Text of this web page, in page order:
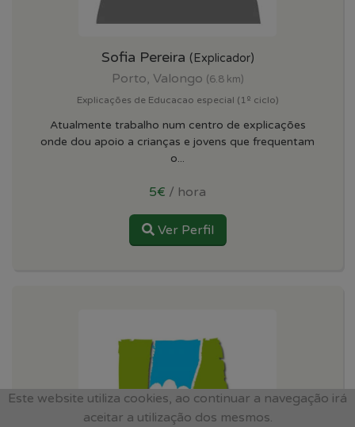
Este website utiliza cookies, ao continuar a navegação irá
aceitar a utilização dos mesmos.
Sofia Pereira (Explicador)
Porto, Valongo (6.8 km)
Explicações de Educacao especial (1º ciclo)
Atualmente trabalho num centro de explicações
onde dou apoio a crianças e jovens que frequentam
o...
5€ / hora
Ver Perfil